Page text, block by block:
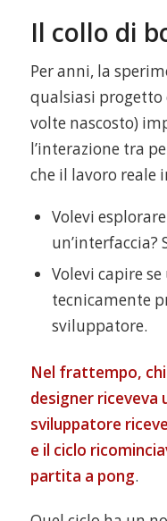
Il collo di
Per anni, la
qualsiasi progetto
volte nascosto)
l’interazione tra
che il lavoro reale
Volevi
un’interfaccia?
Volevi capire
tecnicamente
sviluppatore.
Nel frattempo, chi
designer riceveva
sviluppatore
e il ciclo
partita a pong.